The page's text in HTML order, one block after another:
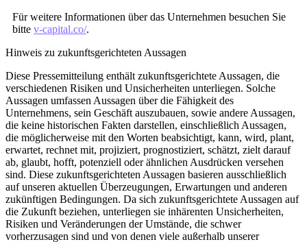
Für weitere Informationen über das Unternehmen besuchen Sie
bitte v-capital.co/.
Hinweis zu zukunftsgerichteten Aussagen
Diese Pressemitteilung enthält zukunftsgerichtete Aussagen, die
verschiedenen Risiken und Unsicherheiten unterliegen. Solche
Aussagen umfassen Aussagen über die Fähigkeit des
Unternehmens, sein Geschäft auszubauen, sowie andere Aussagen,
die keine historischen Fakten darstellen, einschließlich Aussagen,
die möglicherweise mit den Worten beabsichtigt, kann, wird, plant,
erwartet, rechnet mit, projiziert, prognostiziert, schätzt, zielt darauf
ab, glaubt, hofft, potenziell oder ähnlichen Ausdrücken versehen
sind. Diese zukunftsgerichteten Aussagen basieren ausschließlich
auf unseren aktuellen Überzeugungen, Erwartungen und anderen
zukünftigen Bedingungen. Da sich zukunftsgerichtete Aussagen auf
die Zukunft beziehen, unterliegen sie inhärenten Unsicherheiten,
Risiken und Veränderungen der Umstände, die schwer
vorherzusagen sind und von denen viele außerhalb unserer